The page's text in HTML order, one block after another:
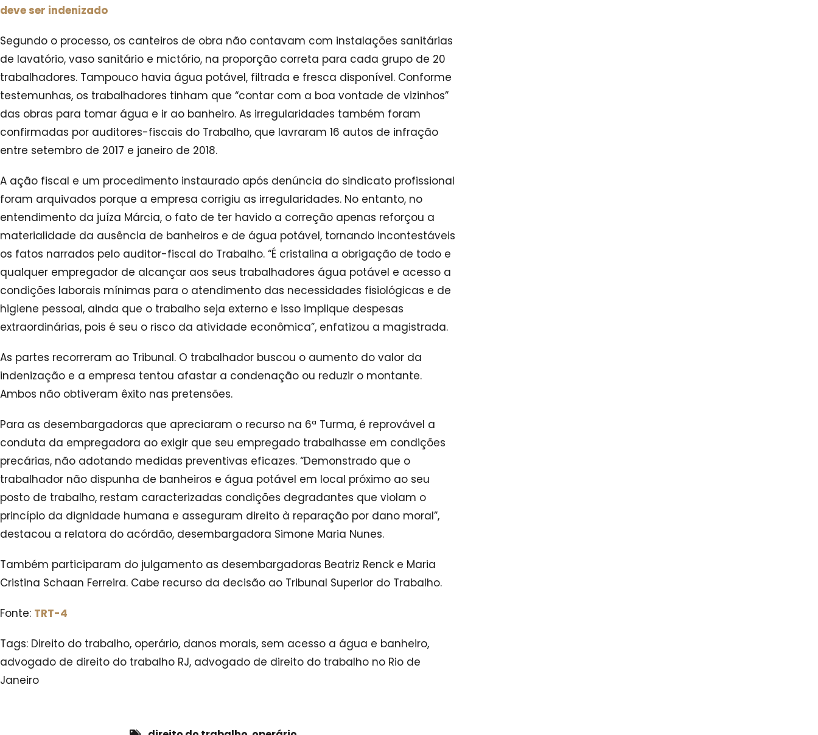
deve ser indenizado
Segundo o processo, os canteiros de obra não contavam com instalações sanitárias
de lavatório, vaso sanitário e mictório, na proporção correta para cada grupo de 20
trabalhadores. Tampouco havia água potável, filtrada e fresca disponível. Conforme
testemunhas, os trabalhadores tinham que “contar com a boa vontade de vizinhos”
das obras para tomar água e ir ao banheiro. As irregularidades também foram
confirmadas por auditores-fiscais do Trabalho, que lavraram 16 autos de infração
entre setembro de 2017 e janeiro de 2018.
A ação fiscal e um procedimento instaurado após denúncia do sindicato profissional
foram arquivados porque a empresa corrigiu as irregularidades. No entanto, no
entendimento da juíza Márcia, o fato de ter havido a correção apenas reforçou a
materialidade da ausência de banheiros e de água potável, tornando incontestáveis
os fatos narrados pelo auditor-fiscal do Trabalho. “É cristalina a obrigação de todo e
qualquer empregador de alcançar aos seus trabalhadores água potável e acesso a
condições laborais mínimas para o atendimento das necessidades fisiológicas e de
higiene pessoal, ainda que o trabalho seja externo e isso implique despesas
extraordinárias, pois é seu o risco da atividade econômica”, enfatizou a magistrada.
As partes recorreram ao Tribunal. O trabalhador buscou o aumento do valor da
indenização e a empresa tentou afastar a condenação ou reduzir o montante.
Ambos não obtiveram êxito nas pretensões.
Para as desembargadoras que apreciaram o recurso na 6ª Turma, é reprovável a
conduta da empregadora ao exigir que seu empregado trabalhasse em condições
precárias, não adotando medidas preventivas eficazes. “Demonstrado que o
trabalhador não dispunha de banheiros e água potável em local próximo ao seu
posto de trabalho, restam caracterizadas condições degradantes que violam o
princípio da dignidade humana e asseguram direito à reparação por dano moral”,
destacou a relatora do acórdão, desembargadora Simone Maria Nunes.
Também participaram do julgamento as desembargadoras Beatriz Renck e Maria
Cristina Schaan Ferreira. Cabe recurso da decisão ao Tribunal Superior do Trabalho.
Fonte: TRT-4
Tags: Direito do trabalho, operário, danos morais, sem acesso a água e banheiro,
advogado de direito do trabalho RJ, advogado de direito do trabalho no Rio de
Janeiro